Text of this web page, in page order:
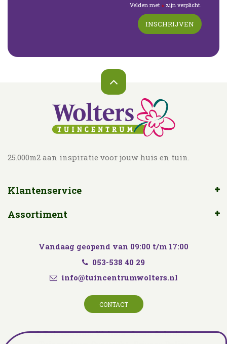
Velden met * zijn verplicht.
25.000m2 aan inspiratie voor jouw huis en tuin.
Klantenservice
Assortiment
Vandaag geopend van 09:00 t/m 17:00
053-538 40 29
info@tuincentrumwolters.nl
CONTACT
© Tuincentrum Wolters Green Solutions